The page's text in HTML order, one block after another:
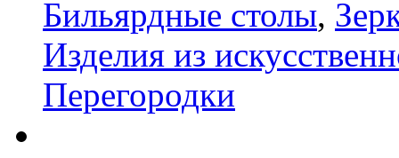
Бильярдные столы,
Изделия из
Перегородки